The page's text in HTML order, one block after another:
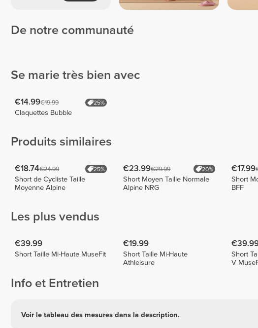
De notre communauté
Se marie très bien avec
€14.99€19.99 25%
Claquettes Bubble
Produits similaires
€18.74€24.99 25%
Short de Cycliste Taille
Moyenne Alpine
€23.99€29.99 20%
Short Moyen Taille Normale
Alpine NRG
€17.99
Short
BFF
Les plus vendus
€39.99
Short Taille Mi-Haute MuseFit
€19.99
Short Taille Mi-Haute
Athleisure
Short
V
Info et Entretien
Voir le tableau des mesures dans la description.